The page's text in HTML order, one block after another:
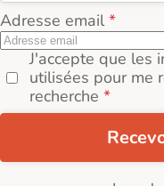
Adresse email
J'accepte que les
utilisées pour me
recherche